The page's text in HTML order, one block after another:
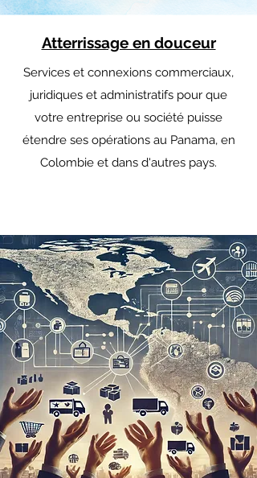
Atterrissage en douceur
Services et connexions commerciaux,
juridiques et administratifs pour que
votre entreprise ou société puisse
étendre ses opérations au Panama, en
Colombie et dans d'autres pays.